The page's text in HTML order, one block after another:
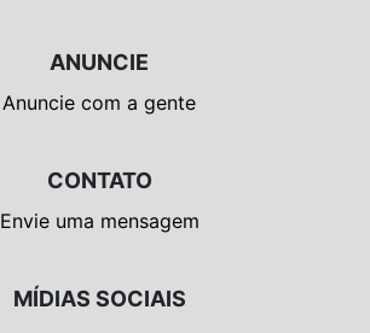
ANUNCIE
Anuncie com a gente
CONTATO
Envie uma mensagem
MÍDIAS SOCIAIS